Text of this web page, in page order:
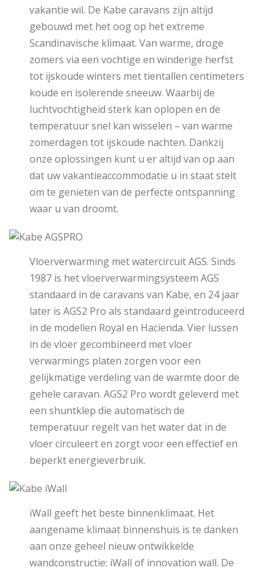
vakantie wil. De Kabe caravans zijn altijd
gebouwd met het oog op het extreme
Scandinavische klimaat. Van warme, droge
zomers via een vochtige en winderige herfst
tot ijskoude winters met tientallen centimeters
koude en isolerende sneeuw. Waarbij de
luchtvochtigheid sterk kan oplopen en de
temperatuur snel kan wisselen – van warme
zomerdagen tot ijskoude nachten. Dankzij
onze oplossingen kunt u er altijd van op aan
dat uw vakantieaccommodatie u in staat stelt
om te genieten van de perfecte ontspanning
waar u van droomt.
Vloerverwarming met watercircuit AGS. Sinds
1987 is het vloerverwarmingsysteem AGS
standaard in de caravans van Kabe, en 24 jaar
later is AGS2 Pro als standaard geïntroduceerd
in de modellen Royal en Hacienda. Vier lussen
in de vloer gecombineerd met vloer
verwarmings platen zorgen voor een
gelijkmatige verdeling van de warmte door de
gehele caravan. AGS2 Pro wordt geleverd met
een shuntklep die automatisch de
temperatuur regelt van het water dat in de
vloer circuleert en zorgt voor een effectief en
beperkt energieverbruik.
iWall geeft het beste binnenklimaat. Het
aangename klimaat binnenshuis is te danken
aan onze geheel nieuw ontwikkelde
wandconstructie: iWall of innovation wall. De